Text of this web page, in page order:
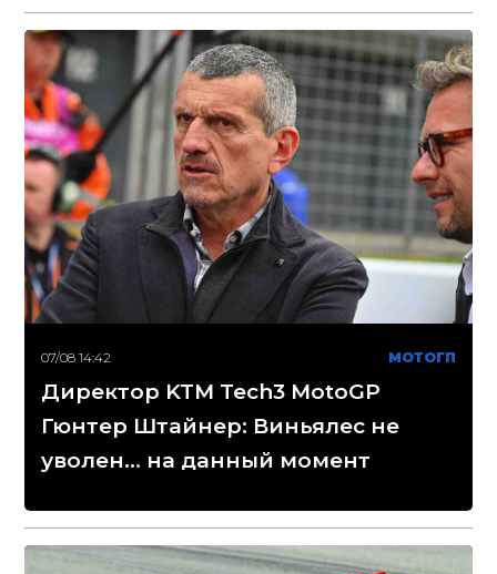
07/08 14:42 МОТОГП
Директор KTM Tech3 MotoGP
Гюнтер Штайнер: Виньялес не
уволен... на данный момент